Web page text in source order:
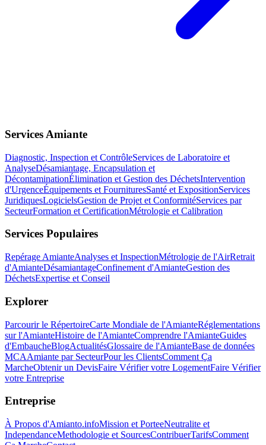
Services Amiante
Diagnostic, Inspection et ContrôleServices de Laboratoire et
AnalyseDésamiantage, Encapsulation et
DécontaminationÉlimination et Gestion des DéchetsIntervention
d'UrgenceÉquipements et FournituresSanté et ExpositionServices
JuridiquesLogicielsGestion de Projet et ConformitéServices par
SecteurFormation et CertificationMétrologie et Calibration
Services Populaires
Repérage AmianteAnalyses et InspectionMétrologie de l'AirRetrait
d'AmianteDésamiantageConfinement d'AmianteGestion des
DéchetsExpertise et Conseil
Explorer
Parcourir le RépertoireCarte Mondiale de l'AmianteRéglementations
sur l'AmianteHistoire de l'AmianteComprendre l'AmianteGuides
d'EmbaucheBlogActualitésGlossaire de l'AmianteBase de données
MCAAmiante par SecteurPour les ClientsComment Ça
MarcheObtenir un DevisFaire Vérifier votre LogementFaire Vérifier
votre Entreprise
Entreprise
À Propos d'Amianto.infoMission et PorteeNeutralite et
IndependanceMethodologie et SourcesContribuerTarifsComment